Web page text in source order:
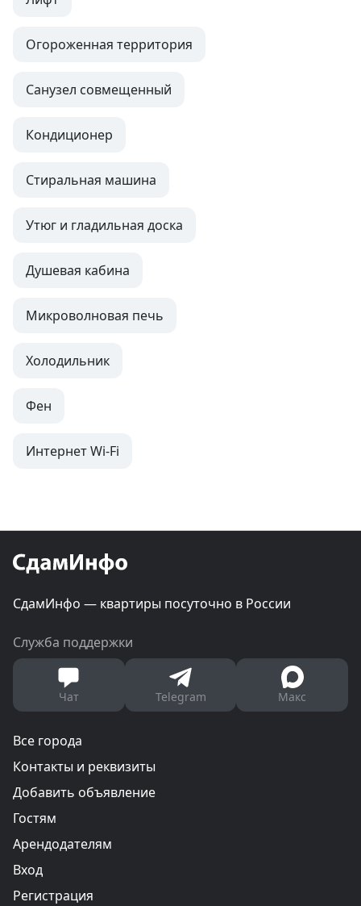
Огороженная территория
Санузел совмещенный
Кондиционер
Стиральная машина
Утюг и гладильная доска
Душевая кабина
Микроволновая печь
Холодильник
Фен
Интернет Wi-Fi
СдамИнфо — квартиры посуточно в России
Служба поддержки
Чат Telegram Макс
Все города
Контакты и реквизиты
Добавить объявление
Гостям
Арендодателям
Вход
Регистрация